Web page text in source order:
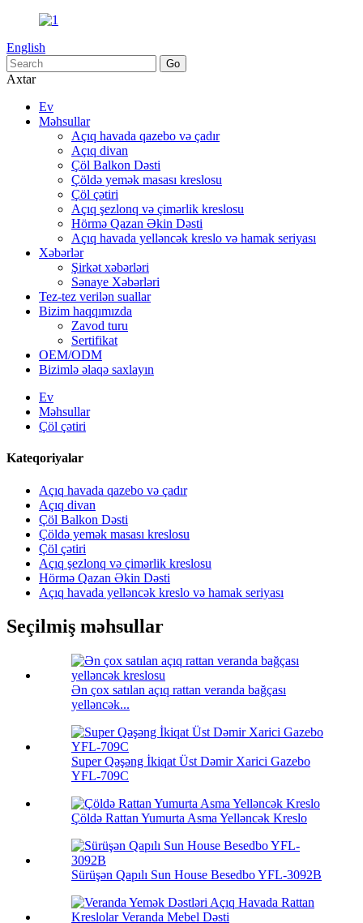
English
Axtar
Ev
Məhsullar
Açıq havada qazebo və çadır
Açıq divan
Çöl Balkon Dəsti
Çöldə yemək masası kreslosu
Çöl çətiri
Açıq şezlonq və çimərlik kreslosu
Hörmə Qazan Əkin Dəsti
Açıq havada yelləncək kreslo və hamak seriyası
Xəbərlər
Şirkət xəbərləri
Sənaye Xəbərləri
Tez-tez verilən suallar
Bizim haqqımızda
Zavod turu
Sertifikat
OEM/ODM
Bizimlə əlaqə saxlayın
Ev
Məhsullar
Çöl çətiri
Kateqoriyalar
Açıq havada qazebo və çadır
Açıq divan
Çöl Balkon Dəsti
Çöldə yemək masası kreslosu
Çöl çətiri
Açıq şezlonq və çimərlik kreslosu
Hörmə Qazan Əkin Dəsti
Açıq havada yelləncək kreslo və hamak seriyası
Seçilmiş məhsullar
Ən çox satılan açıq rattan veranda bağçası
yelləncək...
Super Qəşəng İkiqat Üst Dəmir Xarici Gazebo
YFL-709C
Çöldə Rattan Yumurta Asma Yelləncək Kreslo
Sürüşən Qapılı Sun House Besedbo YFL-3092B